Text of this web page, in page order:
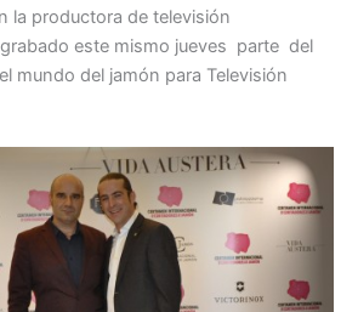
la productora de televisión
este mismo jueves parte del
mundo del jamón para Televisión